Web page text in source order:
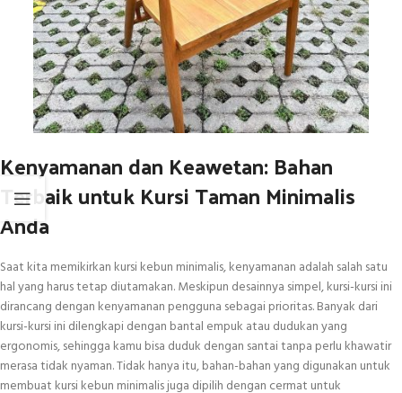
Kenyamanan dan Keawetan: Bahan
Terbaik untuk Kursi Taman Minimalis
Anda
Saat kita memikirkan kursi kebun minimalis, kenyamanan adalah salah satu
hal yang harus tetap diutamakan. Meskipun desainnya simpel, kursi-kursi ini
dirancang dengan kenyamanan pengguna sebagai prioritas. Banyak dari
kursi-kursi ini dilengkapi dengan bantal empuk atau dudukan yang
ergonomis, sehingga kamu bisa duduk dengan santai tanpa perlu khawatir
merasa tidak nyaman. Tidak hanya itu, bahan-bahan yang digunakan untuk
membuat kursi kebun minimalis juga dipilih dengan cermat untuk